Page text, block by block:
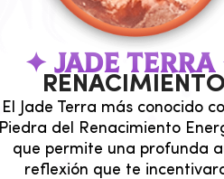
✦ JADE
RENACIMIENTO
El Jade Terra más conocido
Piedra del Renacimiento
que permite una profunda
reflexión que te